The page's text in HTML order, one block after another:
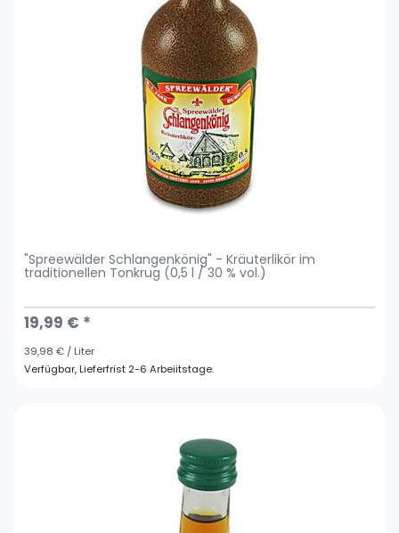
"Spreewälder Schlangenkönig" - Kräuterlikör im
traditionellen Tonkrug (0,5 l / 30 % vol.)
19,99 € *
39,98 € / Liter
Verfügbar, Lieferfrist 2-6 Arbeiitstage.